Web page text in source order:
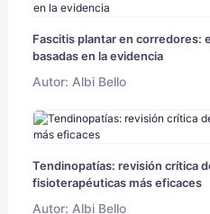
Fascitis plantar en corredores:
basadas en la evidencia
Autor: Albi Bello
Tendinopatías: revisión crítica
fisioterapéuticas más eficaces
Autor: Albi Bello